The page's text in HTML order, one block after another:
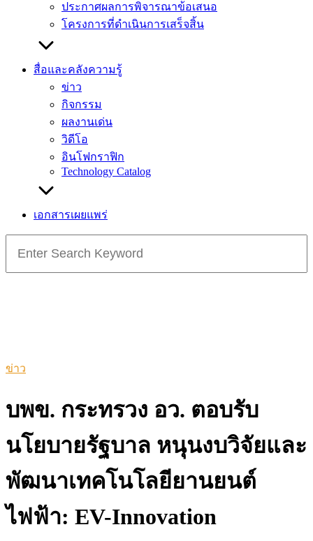
ประกาศผลการพิจารณาข้อเสนอ
โครงการที่ดำเนินการเสร็จสิ้น
สื่อและคลังความรู้
ข่าว
กิจกรรม
ผลงานเด่น
วิดีโอ
อินโฟกราฟิก
Technology Catalog
เอกสารเผยแพร่
for:
ข่าว
บพข. กระทรวง อว. ตอบรับ
นโยบายรัฐบาล หนุนงบวิจัยและ
พัฒนาเทคโนโลยียานยนต์
ไฟฟ้า: EV-Innovation